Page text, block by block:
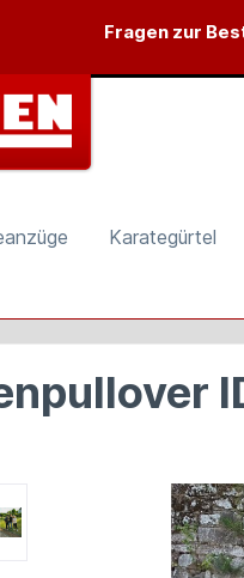
springen
Fragen zur
Karategürtel